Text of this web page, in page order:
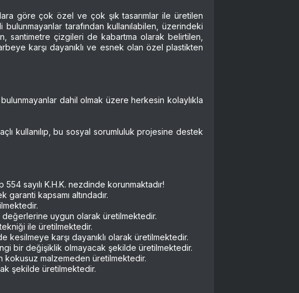
göre çok özel ve çok şık tasarımlar ile üretilen
tarafından kullanılabilen, üzerindeki
santimetre çizgileri de kabartma olarak belirtilen,
karşı dayanıklı ve esnek olan özel plastikten
dahil olmak üzere herkesin kolaylıkla
kullanılıp, bu sosyal sorumluluk projesine destek
554 sayılı K.H.K. nezdinde korunmaktadır!
garanti kapsamı altındadır.
uygun olarak üretilmektedir.
ile üretilmektedir.
kesilmeye karşı dayanıklı olarak üretilmektedir.
bir değişiklik olmayacak şekilde üretilmektedir.
kokusuz malzemeden üretilmektedir.
şekilde üretilmektedir.